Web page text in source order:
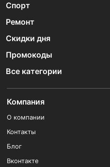
Спорт
Ремонт
Скидки дня
Промокоды
Все категории
Компания
О компании
Контакты
Блог
Вконтакте